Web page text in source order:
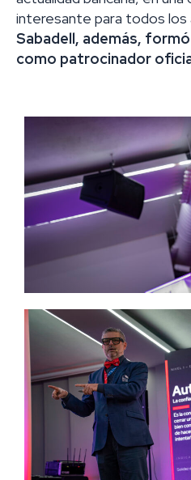
interesante para todos
Sabadell, además,
como patrocinador